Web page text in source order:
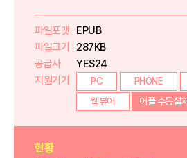
파일포맷
EPUB
파일크기
287KB
공급사
YES24
지원기기
PC PHONE
웹뷰어
어플 수동설치
현황